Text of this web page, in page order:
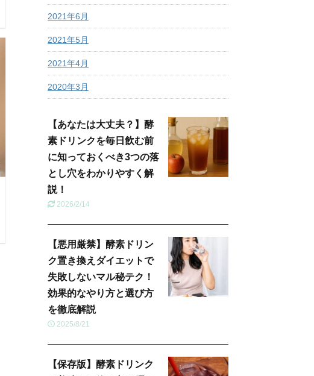
2021年6月
2021年5月
2021年4月
2020年3月
【あなたは大丈夫？】酵
素ドリンクを毎日飲む前
に知っておくべき3つの落
とし穴をわかりやすく解
説！
2026/2/14
【悪用厳禁】酵素ドリン
ク置き換えダイエットで
失敗しないマル秘テク！
効果的なやり方と選び方
を徹底解説
2025/8/21
【保存版】酵素ドリンク